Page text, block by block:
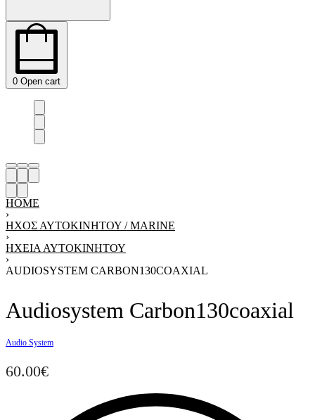
0 Open cart
HOME
›
ΗΧΟΣ ΑΥΤΟΚΙΝΗΤΟΥ / MARINE
›
ΗΧΕΊΑ ΑΥΤΟΚΙΝΉΤΟΥ
›
AUDIOSYSTEM CARBON130COAXIAL
Audiosystem Carbon130coaxial
Audio System
60.00€